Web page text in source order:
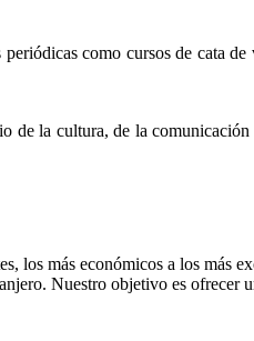
como cursos de cata
de la cultura, de la
los más económicos a los más
Nuestro objetivo es ofrecer